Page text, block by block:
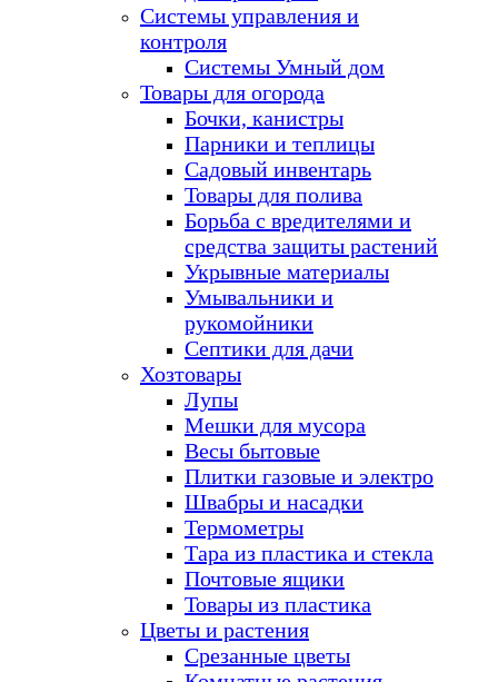
Системы управления и
контроля
Системы Умный дом
Товары для огорода
Бочки, канистры
Парники и теплицы
Садовый инвентарь
Товары для полива
Борьба с вредителями и
средства защиты растений
Укрывные материалы
Умывальники и
рукомойники
Септики для дачи
Хозтовары
Лупы
Мешки для мусора
Весы бытовые
Плитки газовые и электро
Швабры и насадки
Термометры
Тара из пластика и стекла
Почтовые ящики
Товары из пластика
Цветы и растения
Срезанные цветы